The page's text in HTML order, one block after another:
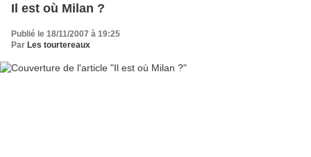
Il est où Milan ?
Publié le 18/11/2007 à 19:25
Par Les tourtereaux